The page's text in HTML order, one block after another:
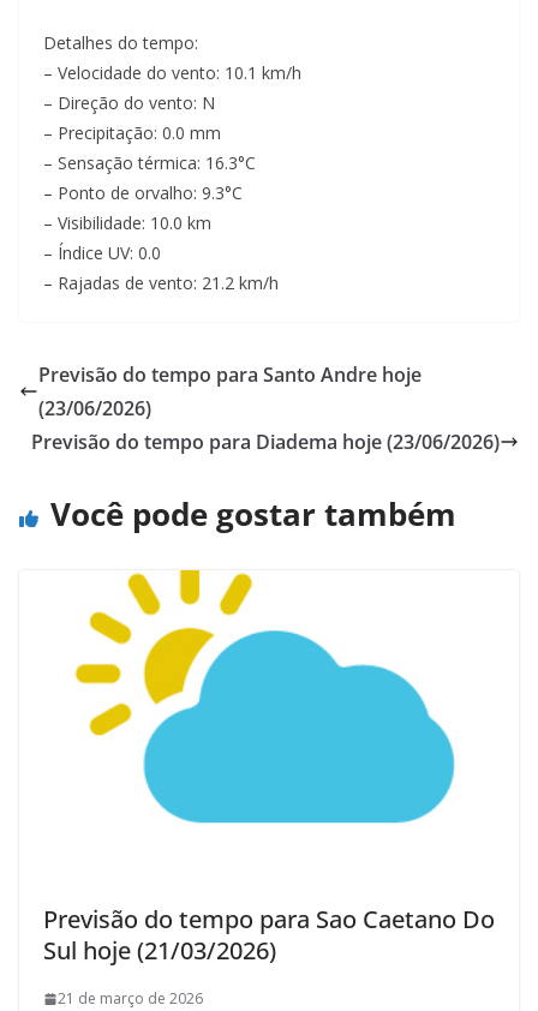
Detalhes do tempo:
– Velocidade do vento: 10.1 km/h
– Direção do vento: N
– Precipitação: 0.0 mm
– Sensação térmica: 16.3°C
– Ponto de orvalho: 9.3°C
– Visibilidade: 10.0 km
– Índice UV: 0.0
– Rajadas de vento: 21.2 km/h
Previsão do tempo para Santo Andre hoje
(23/06/2026)
Previsão do tempo para Diadema hoje (23/06/2026)
Você pode gostar também
Previsão do tempo para Sao Caetano Do
Sul hoje (21/03/2026)
21 de março de 2026